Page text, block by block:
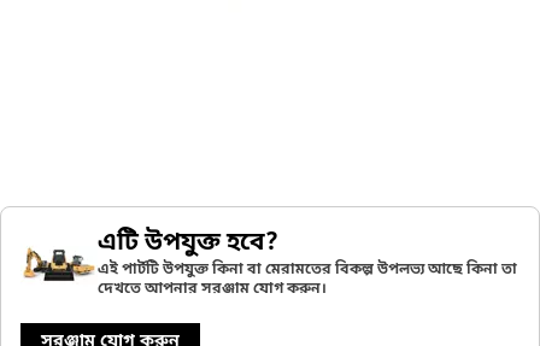
এটি উপযুক্ত হবে?
এই পার্টটি উপযুক্ত কিনা বা মেরামতের বিকল্প উপলভ্য আছে কিনা তা
দেখতে আপনার সরঞ্জাম যোগ করুন।